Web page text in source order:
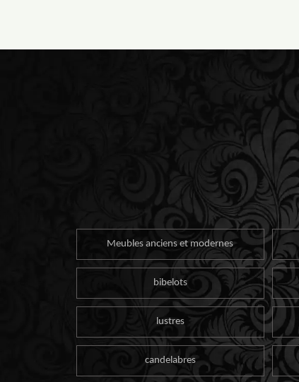
Meubles anciens et modernes
bibelots
lustres
candelabres